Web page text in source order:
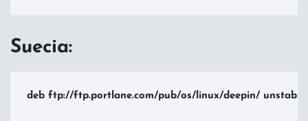
Suecia:
deb ftp://ftp.portlane.com/pub/os/linux/deepin/